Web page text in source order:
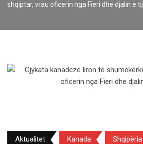
shqiptar, vrau oficerin nga Fieri dhe djalin e tij
Aktualitet Kanada Shqipëria